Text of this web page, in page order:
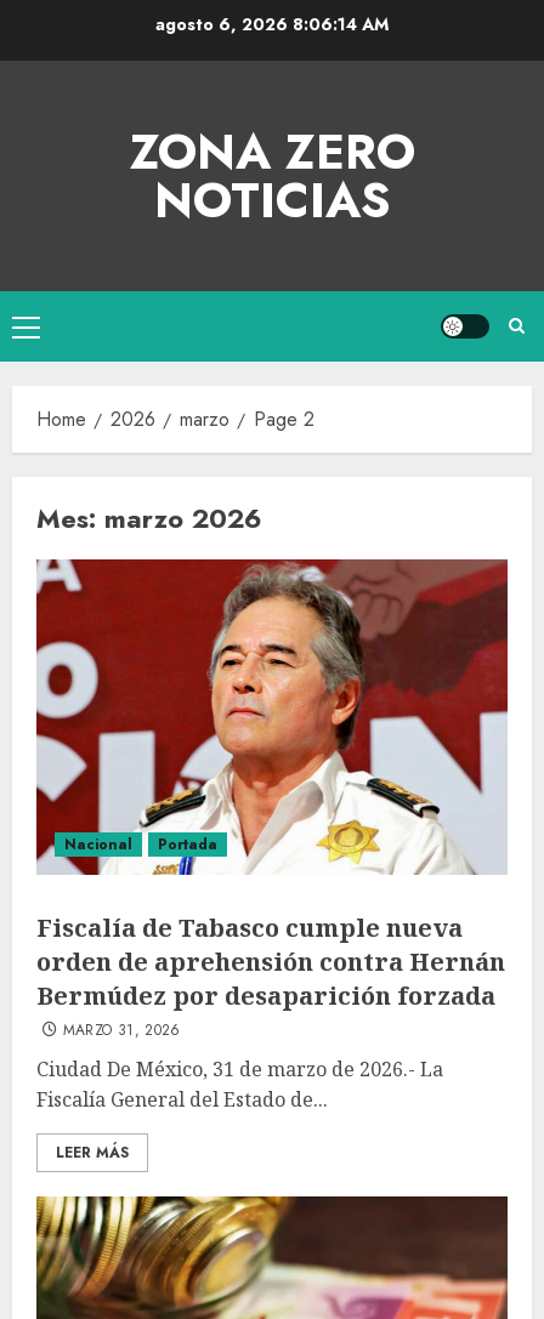
agosto 6, 2026 8:06:14 AM
ZONA ZERO
NOTICIAS
Home 2026 marzo Page 2
Mes: marzo 2026
Nacional Portada
Fiscalía de Tabasco cumple nueva
orden de aprehensión contra Hernán
Bermúdez por desaparición forzada
MARZO 31, 2026
Ciudad De México, 31 de marzo de 2026.- La
Fiscalía General del Estado de...
LEER MÁS